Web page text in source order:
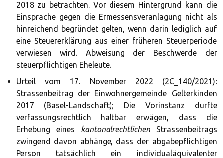
2018 zu betrachten. Vor diesem Hintergrund kann die
Einsprache gegen die Ermessensveranlagung nicht als
hinreichend begründet gelten, wenn darin lediglich auf
eine Steuererklärung aus einer früheren Steuerperiode
verwiesen wird. Abweisung der Beschwerde der
steuerpflichtigen Eheleute.
Urteil vom 17. November 2022 (2C_140/2021):
Strassenbeitrag der Einwohnergemeinde Gelterkinden
2017 (Basel-Landschaft); Die Vorinstanz durfte
verfassungsrechtlich haltbar erwägen, dass die
Erhebung eines kantonalrechtlichenStrassenbeitrags
zwingend davon abhänge, dass der abgabepflichtigen
Person tatsächlich ein individualäquivalenter